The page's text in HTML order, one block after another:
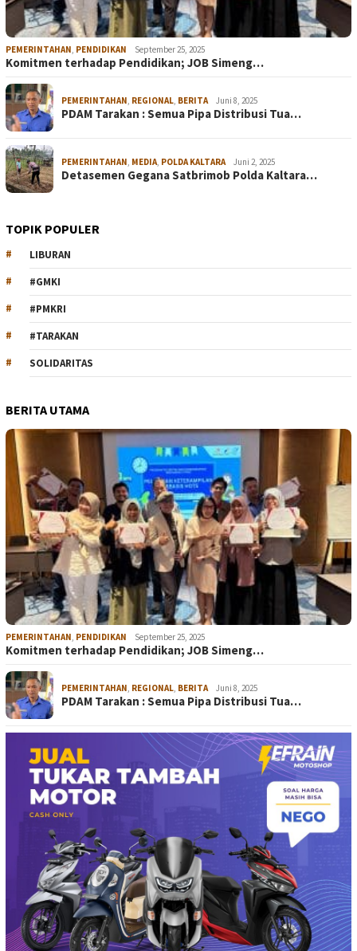
PEMERINTAHAN PENDIDIKAN September 25, 2025
Komitmen terhadap Pendidikan; JOB Simeng…
PEMERINTAHAN REGIONAL BERITA Juni 8, 2025
PDAM Tarakan : Semua Pipa Distribusi Tua…
PEMERINTAHAN MEDIA POLDA KALTARA Juni 2, 2025
Detasemen Gegana Satbrimob Polda Kaltara…
TOPIK POPULER
LIBURAN
#GMKI
#PMKRI
#TARAKAN
SOLIDARITAS
BERITA UTAMA
PEMERINTAHAN PENDIDIKAN September 25, 2025
Komitmen terhadap Pendidikan; JOB Simeng…
PEMERINTAHAN REGIONAL BERITA Juni 8, 2025
PDAM Tarakan : Semua Pipa Distribusi Tua…